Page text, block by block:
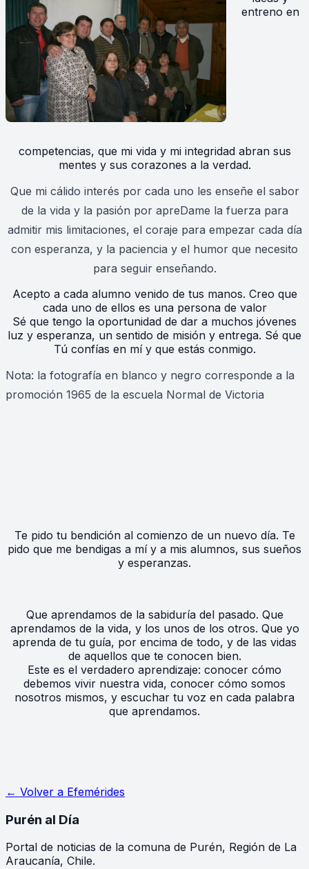
entreno en
competencias, que mi vida y mi integridad abran sus
mentes y sus corazones a la verdad.
Que mi cálido interés por cada uno les enseñe el sabor
de la vida y la pasión por apreDame la fuerza para
admitir mis limitaciones, el coraje para empezar cada día
con esperanza, y la paciencia y el humor que necesito
para seguir enseñando.
Acepto a cada alumno venido de tus manos. Creo que
cada uno de ellos es una persona de valor
Sé que tengo la oportunidad de dar a muchos jóvenes
luz y esperanza, un sentido de misión y entrega. Sé que
Tú confías en mí y que estás conmigo.
Nota: la fotografía en blanco y negro corresponde a la
promoción 1965 de la escuela Normal de Victoria
Te pido tu bendición al comienzo de un nuevo día. Te
pido que me bendigas a mí y a mis alumnos, sus sueños
y esperanzas.
Que aprendamos de la sabiduría del pasado. Que
aprendamos de la vida, y los unos de los otros. Que yo
aprenda de tu guía, por encima de todo, y de las vidas
de aquellos que te conocen bien.
Este es el verdadero aprendizaje: conocer cómo
debemos vivir nuestra vida, conocer cómo somos
nosotros mismos, y escuchar tu voz en cada palabra
que aprendamos.
← Volver a Efemérides
Purén al Día
Portal de noticias de la comuna de Purén, Región de La
Araucanía, Chile.